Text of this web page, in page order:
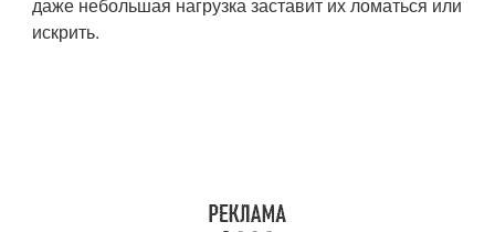
искрить.